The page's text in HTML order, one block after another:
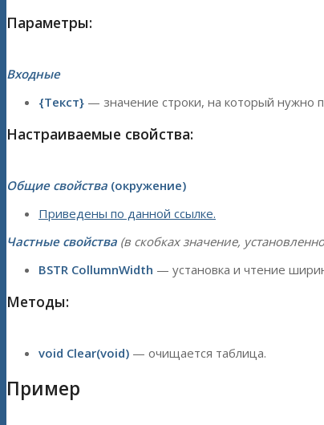
Параметры:
Входные
{Текст} — значение строки, на который нужно
Настраиваемые свойства:
Общие свойства (окружение)
Приведены по данной ссылке.
Частные свойства (в скобках значение,
BSTR CollumnWidth — установка и чтение
Методы:
void Clear(void) — очищается таблица.
Пример